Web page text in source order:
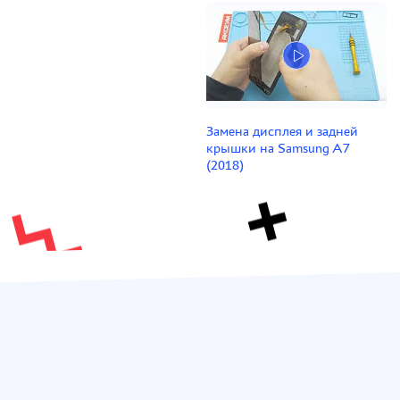
Замена дисплея и задней
крышки на Samsung A7
(2018)